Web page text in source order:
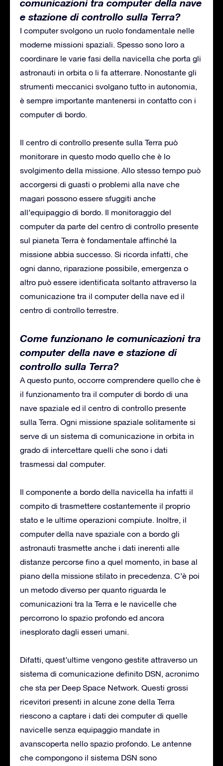
comunicazioni tra computer della nave
e stazione di controllo sulla Terra?
I computer svolgono un ruolo fondamentale nelle
moderne missioni spaziali. Spesso sono loro a
coordinare le varie fasi della navicella che porta gli
astronauti in orbita o li fa atterrare. Nonostante gli
strumenti meccanici svolgano tutto in autonomia,
è sempre importante mantenersi in contatto con i
computer di bordo.
Il centro di controllo presente sulla Terra può
monitorare in questo modo quello che è lo
svolgimento della missione. Allo stesso tempo può
accorgersi di guasti o problemi alla nave che
magari possono essere sfuggiti anche
all’equipaggio di bordo. Il monitoraggio del
computer da parte del centro di controllo presente
sul pianeta Terra è fondamentale affinché la
missione abbia successo. Si ricorda infatti, che
ogni danno, riparazione possibile, emergenza o
altro può essere identificata soltanto attraverso la
comunicazione tra il computer della nave ed il
centro di controllo terrestre.
Come funzionano le comunicazioni tra
computer della nave e stazione di
controllo sulla Terra?
A questo punto, occorre comprendere quello che è
il funzionamento tra il computer di bordo di una
nave spaziale ed il centro di controllo presente
sulla Terra. Ogni missione spaziale solitamente si
serve di un sistema di comunicazione in orbita in
grado di intercettare quelli che sono i dati
trasmessi dal computer.
Il componente a bordo della navicella ha infatti il
compito di trasmettere costantemente il proprio
stato e le ultime operazioni compiute. Inoltre, il
computer della nave spaziale con a bordo gli
astronauti trasmette anche i dati inerenti alle
distanze percorse fino a quel momento, in base al
piano della missione stilato in precedenza. C’è poi
un metodo diverso per quanto riguarda le
comunicazioni tra la Terra e le navicelle che
percorrono lo spazio profondo ed ancora
inesplorato dagli esseri umani.
Difatti, quest’ultime vengono gestite attraverso un
sistema di comunicazione definito DSN, acronimo
che sta per Deep Space Network. Questi grossi
ricevitori presenti in alcune zone della Terra
riescono a captare i dati dei computer di quelle
navicelle senza equipaggio mandate in
avanscoperta nello spazio profondo. Le antenne
che compongono il sistema DSN sono